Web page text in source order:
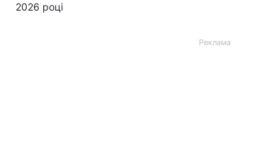
2026 році
Реклама